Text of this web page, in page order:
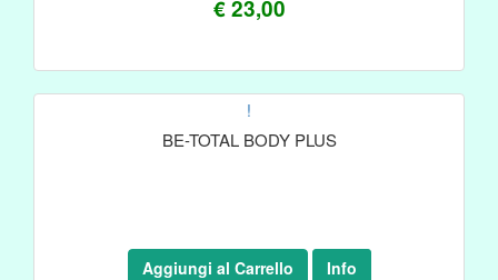
€ 23,00
!
BE-TOTAL BODY PLUS
Aggiungi al Carrello Info